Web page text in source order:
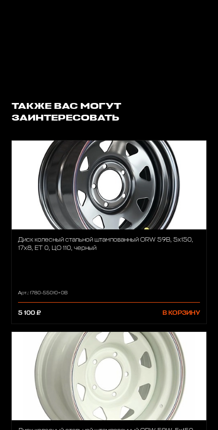
ТАКЖЕ ВАС МОГУТ
ЗАИНТЕРЕСОВАТЬ
Диск колесный стальной штампованный ORW 59B, 5x150,
17x8, ET 0, ЦО 110, черный
Арт.: 1780-55010+0B
5 100 ₽ В КОРЗИНУ